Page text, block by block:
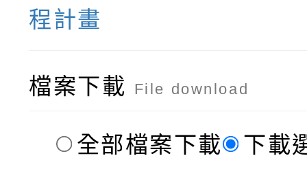
程計畫
檔案下載 File download
全部檔案下載 下載